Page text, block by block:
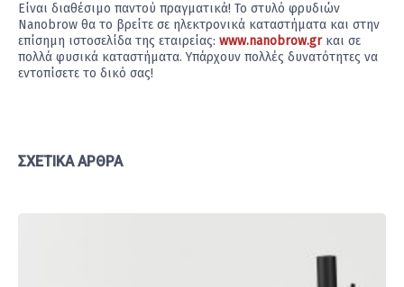
Είναι διαθέσιμο παντού πραγματικά! Το στυλό φρυδιών
Nanobrow θα το βρείτε σε ηλεκτρονικά καταστήματα και στην
επίσημη ιστοσελίδα της εταιρείας: www.nanobrow.grκαι σε
πολλά φυσικά καταστήματα. Υπάρχουν πολλές δυνατότητες να
εντοπίσετε το δικό σας!
ΣΧΕΤΙΚΆ ΆΡΘΡΑ